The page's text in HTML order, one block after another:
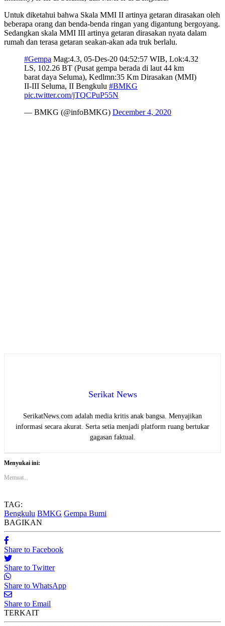
Untuk diketahui bahwa Skala MMI II artinya getaran dirasakan oleh
beberapa orang dan benda-benda ringan yang digantung bergoyang.
Sedangkan skala MMI III artinya getaran dirasakan nyata dalam
rumah dan terasa getaran seakan-akan ada truk berlalu.
#Gempa Mag:4.3, 05-Des-20 04:52:57 WIB, Lok:4.32
LS, 102.26 BT (Pusat gempa berada di laut 44 km
barat daya Seluma), Kedlmn:35 Km Dirasakan (MMI)
II-III Seluma, II Bengkulu #BMKG
pic.twitter.com/jTQCPuP55N
— BMKG (@infoBMKG) December 4, 2020
Serikat News
SerikatNews.com adalah media kritis anak bangsa. Menyajikan
informasi secara akurat. Serta setia menjadi platform ruang bertukar
gagasan faktual.
Menyukai ini:
Memuat...
TAG:
Bengkulu BMKG Gempa Bumi
BAGIKAN
Share to Facebook
Share to Twitter
Share to WhatsApp
Share to Email
TERKAIT